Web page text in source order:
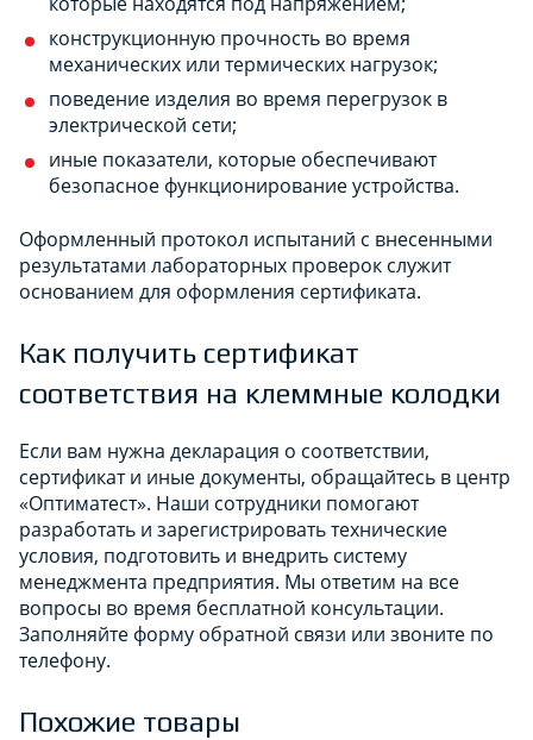
конструкционную прочность во время
механических или термических нагрузок;
поведение изделия во время перегрузок в
электрической сети;
иные показатели, которые обеспечивают
безопасное функционирование устройства.
Оформленный протокол испытаний с внесенными
результатами лабораторных проверок служит
основанием для оформления сертификата.
Как получить сертификат
соответствия на клеммные колодки
Если вам нужна декларация о соответствии,
сертификат и иные документы, обращайтесь в центр
«Оптиматест». Наши сотрудники помогают
разработать и зарегистрировать технические
условия, подготовить и внедрить систему
менеджмента предприятия. Мы ответим на все
вопросы во время бесплатной консультации.
Заполняйте форму обратной связи или звоните по
телефону.
Похожие товары